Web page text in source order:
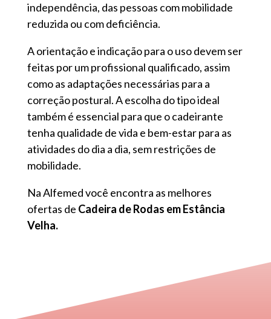
independência, das pessoas com mobilidade
reduzida ou com deficiência.
A orientação e indicação para o uso devem ser
feitas por um profissional qualificado, assim
como as adaptações necessárias para a
correção postural. A escolha do tipo ideal
também é essencial para que o cadeirante
tenha qualidade de vida e bem-estar para as
atividades do dia a dia, sem restrições de
mobilidade.
Na Alfemed você encontra as melhores
ofertas de Cadeira de Rodas em Estância
Velha.